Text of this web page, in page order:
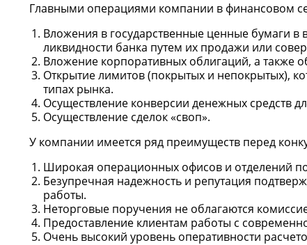
Главными операциями компании в финансовом
Вложения в государственные ценные бумаги
ликвидности банка путем их продажи или
Вложение корпоративных облигаций, а также
Открытие лимитов (покрытых и непокрытых),
типах рынка.
Осуществление конверсии денежных средств
Осуществление сделок «своп».
У компании имеется ряд преимуществ перед
Широкая операционных офисов и отделений
Безупречная надежность и репутация
работы.
Неторговые поручения не облагаются
Предоставление клиентам работы с
Очень высокий уровень оперативности